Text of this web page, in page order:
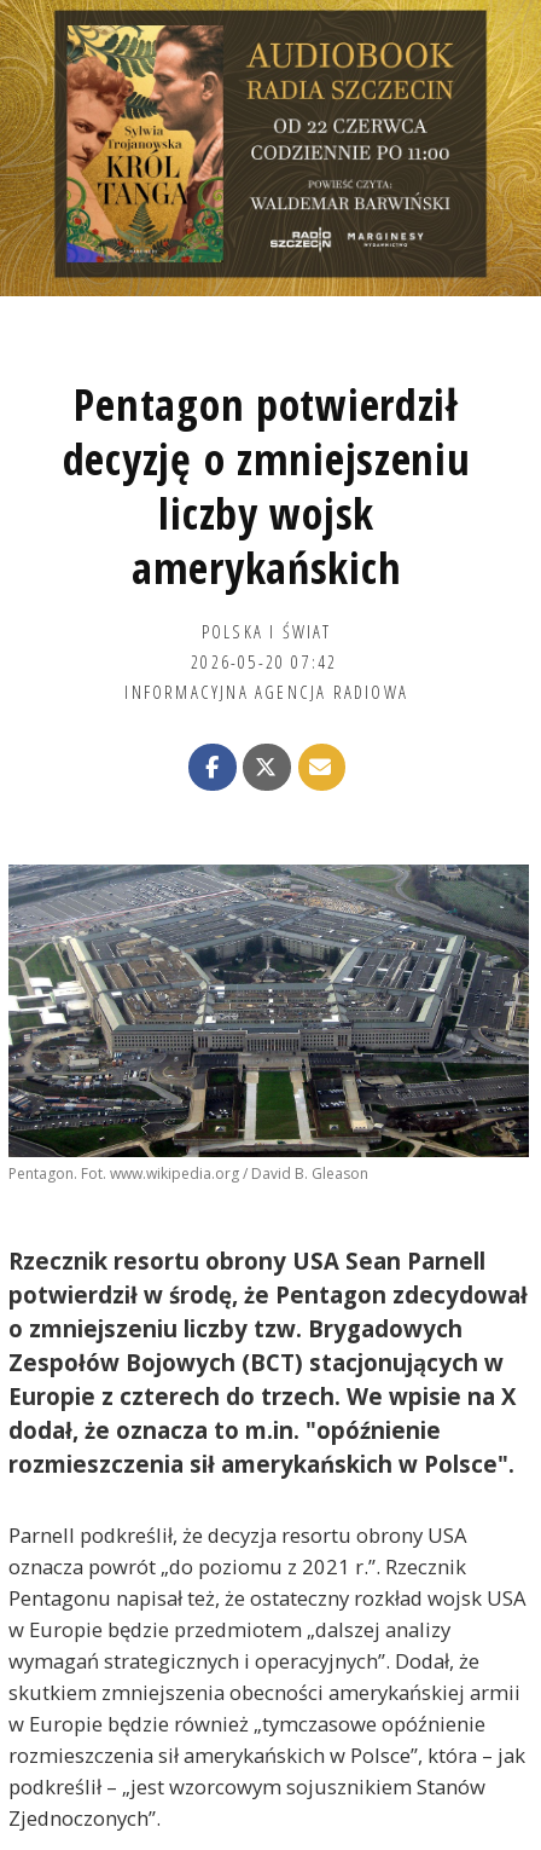
Pentagon potwierdził
decyzję o zmniejszeniu
liczby wojsk
amerykańskich
POLSKA I ŚWIAT
2026-05-20 07:42
INFORMACYJNA AGENCJA RADIOWA
Pentagon. Fot. www.wikipedia.org / David B. Gleason
Rzecznik resortu obrony USA Sean Parnell
potwierdził w środę, że Pentagon zdecydował
o zmniejszeniu liczby tzw. Brygadowych
Zespołów Bojowych (BCT) stacjonujących w
Europie z czterech do trzech. We wpisie na X
dodał, że oznacza to m.in. "opóźnienie
rozmieszczenia sił amerykańskich w Polsce".
Parnell podkreślił, że decyzja resortu obrony USA
oznacza powrót „do poziomu z 2021 r.”. Rzecznik
Pentagonu napisał też, że ostateczny rozkład wojsk USA
w Europie będzie przedmiotem „dalszej analizy
wymagań strategicznych i operacyjnych”. Dodał, że
skutkiem zmniejszenia obecności amerykańskiej armii
w Europie będzie również „tymczasowe opóźnienie
rozmieszczenia sił amerykańskich w Polsce”, która – jak
podkreślił – „jest wzorcowym sojusznikiem Stanów
Zjednoczonych”.